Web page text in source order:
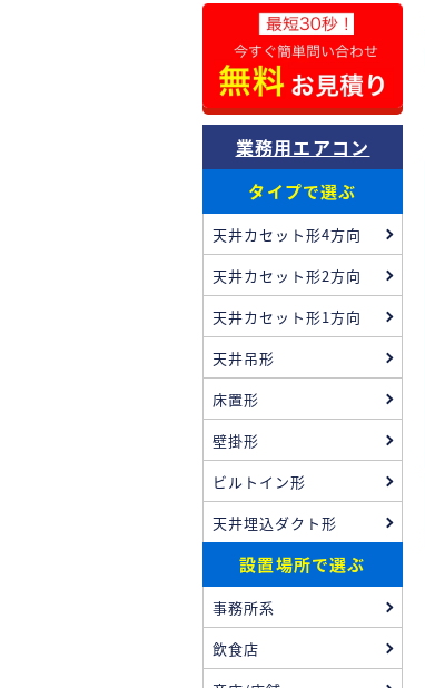
業務用エアコン
タイプで選ぶ
天井カセット形4方向
天井カセット形2方向
天井カセット形1方向
天井吊形
床置形
壁掛形
ビルトイン形
天井埋込ダクト形
設置場所で選ぶ
事務所系
飲食店